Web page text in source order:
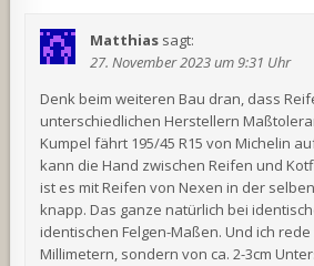
Matthias sagt:
27. November 2023 um 9:31 Uhr
Denk beim weiteren Bau dran, dass
unterschiedlichen Herstellern
Kumpel fährt 195/45 R15 von Michelin
kann die Hand zwischen Reifen und
ist es mit Reifen von Nexen in der
knapp. Das ganze natürlich bei
identischen Felgen-Maßen. Und ich
Millimetern, sondern von ca. 2-3cm